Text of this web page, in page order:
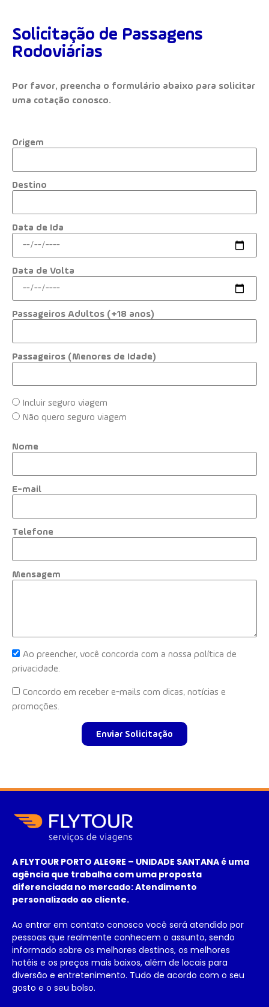
Solicitação de Passagens
Rodoviárias
Por favor, preencha o formulário abaixo para solicitar
uma cotação conosco.
Origem
Destino
Data de Ida
Data de Volta
Passageiros Adultos (+18 anos)
Passageiros (Menores de Idade)
Incluir seguro viagem
Não quero seguro viagem
Nome
E-mail
Telefone
Mensagem
Ao preencher, você concorda com a nossa política de
privacidade.
Concordo em receber e-mails com dicas, notícias e
promoções.
Enviar Solicitação
A FLYTOUR PORTO ALEGRE – UNIDADE SANTANA é uma
agência que trabalha com uma proposta
diferenciada no mercado: Atendimento
personalizado ao cliente.
Ao entrar em contato conosco você será atendido por
pessoas que realmente conhecem o assunto, sendo
informado sobre os melhores destinos, os melhores
hotéis e os preços mais baixos, além de locais para
diversão e entretenimento. Tudo de acordo com o seu
gosto e o seu bolso.